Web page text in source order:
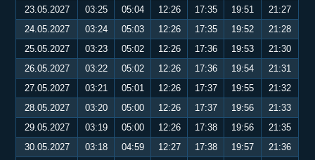
23.05.2027
03:25 05:04 12:26 17:35 19:51
21:27
24.05.2027
03:24 05:03 12:26 17:35 19:52
21:28
25.05.2027
03:23 05:02 12:26 17:36 19:53
21:30
26.05.2027
03:22 05:02 12:26 17:36 19:54
21:31
27.05.2027
03:21 05:01 12:26 17:37 19:55
21:32
28.05.2027
03:20 05:00 12:26 17:37 19:56
21:33
29.05.2027
03:19 05:00 12:26 17:38 19:56
21:35
30.05.2027
03:18 04:59 12:27 17:38 19:57
21:36